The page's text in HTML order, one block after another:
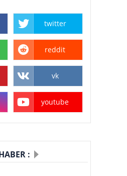
twitter
reddit
vk
youtube
: